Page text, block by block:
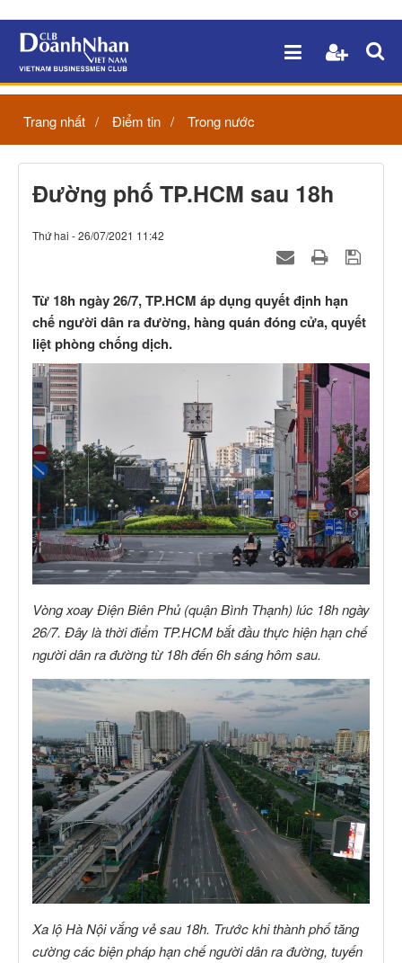
Trang nhất Điểm tin Trong nước
Đường phố TP.HCM sau 18h
Thứ hai - 26/07/2021 11:42
Từ 18h ngày 26/7, TP.HCM áp dụng quyết định hạn
chế người dân ra đường, hàng quán đóng cửa, quyết
liệt phòng chống dịch.
Vòng xoay Điện Biên Phủ (quận Bình Thạnh) lúc 18h ngày
26/7. Đây là thời điểm TP.HCM bắt đầu thực hiện hạn chế
người dân ra đường từ 18h đến 6h sáng hôm sau.
Xa lộ Hà Nội vắng vẻ sau 18h. Trước khi thành phố tăng
cường các biện pháp hạn chế người dân ra đường, tuyến